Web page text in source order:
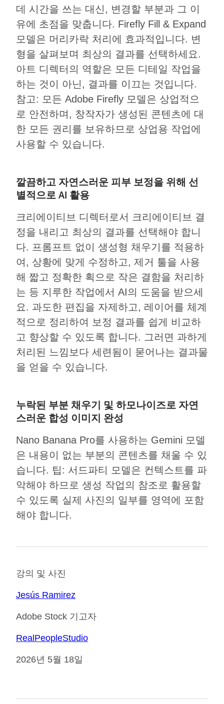
데 시간을 쓰는 대신, 변경할 부분과 그 이
유에 초점을 맞춥니다. Firefly Fill & Expand
모델은 머리카락 처리에 효과적입니다. 변
형을 살펴보며 최상의 결과를 선택하세요.
아트 디렉터의 역할은 모든 디테일 작업을
하는 것이 아닌, 결과를 이끄는 것입니다.
참고: 모든 Adobe Firefly 모델은 상업적으
로 안전하며, 창작자가 생성된 콘텐츠에 대
한 모든 권리를 보유하므로 상업용 작업에
사용할 수 있습니다.
깔끔하고 자연스러운 피부 보정을 위해 선
별적으로 AI 활용
크리에이티브 디렉터로서 크리에이티브 결
정을 내리고 최상의 결과를 선택해야 합니
다. 프롬프트 없이 생성형 채우기를 적용하
여, 상황에 맞게 수정하고, 제거 툴을 사용
해 짧고 정확한 획으로 작은 결함을 처리하
는 등 지루한 작업에서 AI의 도움을 받으세
요. 과도한 편집을 자제하고, 레이어를 체계
적으로 정리하여 보정 결과를 쉽게 비교하
고 향상할 수 있도록 합니다. 그러면 과하게
처리된 느낌보다 세련됨이 묻어나는 결과물
을 얻을 수 있습니다.
누락된 부분 채우기 및 하모나이즈로 자연
스러운 합성 이미지 완성
Nano Banana Pro를 사용하는 Gemini 모델
은 내용이 없는 부분의 콘텐츠를 채울 수 있
습니다. 팁: 서드파티 모델은 컨텍스트를 파
악해야 하므로 생성 작업의 참조로 활용할
수 있도록 실제 사진의 일부를 영역에 포함
해야 합니다.
강의 및 사진
Jesús Ramirez
Adobe Stock 기고자
RealPeopleStudio
2026년 5월 18일